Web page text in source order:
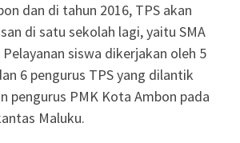
dan di tahun 2016, TPS akan
di satu sekolah lagi, yaitu SMA
siswa dikerjakan oleh 5
6 pengurus TPS yang dilantik
pengurus PMK Kota Ambon pada
Maluku.